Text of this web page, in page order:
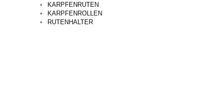
KARPFENRUTEN
KARPFENROLLEN
RUTENHALTER